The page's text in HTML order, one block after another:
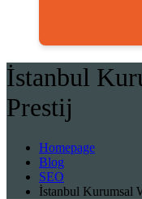
İstanbul
Prestij
Homepage
Blog
SEO
İstanbul Kurumsal